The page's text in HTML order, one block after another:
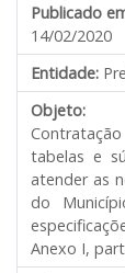
Publicado
14/02/2020
Entidade:
Objeto:
tabelas e
atender as
do
Anexo I,